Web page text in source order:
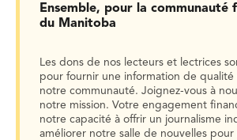
Ensemble, pour la communauté
du Manitoba
Les dons de nos lecteurs et lectrices
pour fournir une information de qualité
notre communauté. Joignez-vous à
notre mission. Votre engagement
notre capacité à offrir un journalisme
améliorer notre salle de nouvelles pour